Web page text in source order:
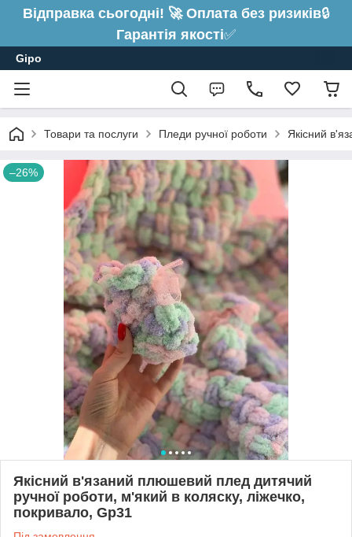
Відправка сьогодні! 🚀 Оплата без ризиків🔒
Гарантія якості✅
Gipo
Товари та послуги Пледи ручної роботи Якісний
–26%
Якісний в'язаний плюшевий плед дитячий
ручної роботи, м'який в коляску, ліжечко,
покривало, Gp31